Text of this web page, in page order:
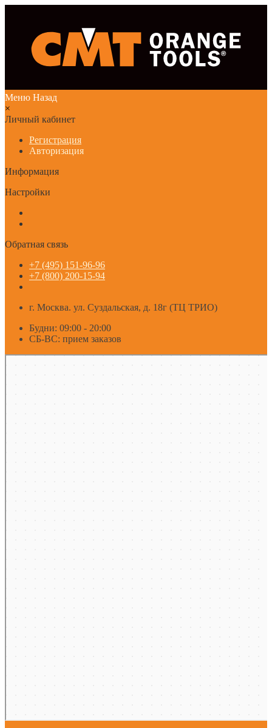
Меню Назад
×
Личный кабинет
Регистрация
Авторизация
Информация
Настройки
Обратная связь
+7 (495) 151-96-96
+7 (800) 200-15-94
г. Москва. ул. Суздальская, д. 18г (ТЦ ТРИО)
Будни: 09:00 - 20:00
СБ-ВС: прием заказов